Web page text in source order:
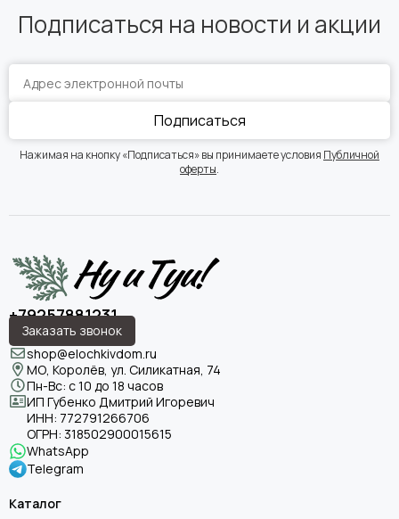
Подписаться на новости и акции
Подписаться
Нажимая на кнопку «Подписаться» вы принимаете условия Публичной
оферты.
+79257881231
Заказать звонок
shop@elochkivdom.ru
МО, Королёв, ул. Силикатная, 74
Пн-Вс: с 10 до 18 часов
ИП Губенко Дмитрий Игоревич
ИНН: 772791266706
ОГРН: 318502900015615
WhatsApp
Telegram
Каталог